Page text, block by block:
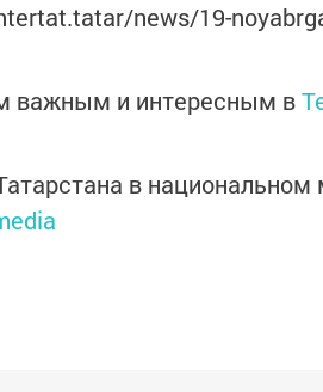
news/19-
важным и интересным в
в